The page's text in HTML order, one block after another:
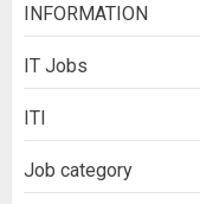
INFORMATION
IT Jobs
ITI
Job category